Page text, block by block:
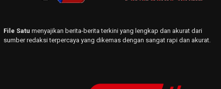
File Satu menyajikan berita-berita terkini yang lengkap dan akurat dari
sumber redaksi terpercaya yang dikemas dengan sangat rapi dan akurat.